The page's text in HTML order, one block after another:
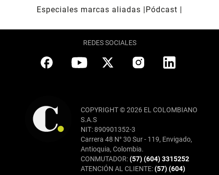
Especiales marcas aliadas
Pódcast
REDES SOCIALES
COPYRIGHT © 2026 EL COLOMBIANO
S.A.S
NIT: 890901352-3
Carrera 48 N° 30 Sur - 119, Envigado,
Antioquia, Colombia.
CONMUTADOR:(57) (604) 3315252
ATENCIÓN AL CLIENTE:(57) (604)